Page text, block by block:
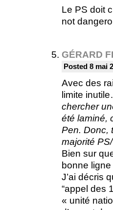
Le PS doit
not
GÉRARD
Posted 8 mai
Avec des
limite
chercher
été laminé,
Pen. Donc,
majorité
Bien sur
bonne ligne
J’ai décris
“appel des
« unité